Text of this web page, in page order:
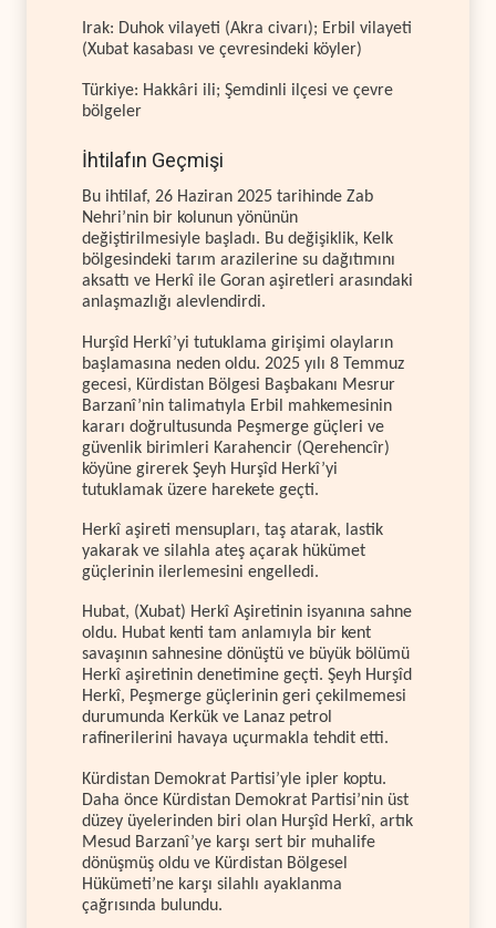
Irak: Duhok vilayeti (Akra civarı); Erbil vilayeti
(Xubat kasabası ve çevresindeki köyler)
Türkiye: Hakkâri ili; Şemdinli ilçesi ve çevre
bölgeler
İhtilafın Geçmişi
Bu ihtilaf, 26 Haziran 2025 tarihinde Zab
Nehri’nin bir kolunun yönünün
değiştirilmesiyle başladı. Bu değişiklik, Kelk
bölgesindeki tarım arazilerine su dağıtımını
aksattı ve Herkî ile Goran aşiretleri arasındaki
anlaşmazlığı alevlendirdi.
Hurşîd Herkî’yi tutuklama girişimi olayların
başlamasına neden oldu. 2025 yılı 8 Temmuz
gecesi, Kürdistan Bölgesi Başbakanı Mesrur
Barzanî’nin talimatıyla Erbil mahkemesinin
kararı doğrultusunda Peşmerge güçleri ve
güvenlik birimleri Karahencir (Qerehencîr)
köyüne girerek Şeyh Hurşîd Herkî’yi
tutuklamak üzere harekete geçti.
Herkî aşireti mensupları, taş atarak, lastik
yakarak ve silahla ateş açarak hükümet
güçlerinin ilerlemesini engelledi.
Hubat, (Xubat) Herkî Aşiretinin isyanına sahne
oldu. Hubat kenti tam anlamıyla bir kent
savaşının sahnesine dönüştü ve büyük bölümü
Herkî aşiretinin denetimine geçti. Şeyh Hurşîd
Herkî, Peşmerge güçlerinin geri çekilmemesi
durumunda Kerkük ve Lanaz petrol
rafinerilerini havaya uçurmakla tehdit etti.
Kürdistan Demokrat Partisi’yle ipler koptu.
Daha önce Kürdistan Demokrat Partisi’nin üst
düzey üyelerinden biri olan Hurşîd Herkî, artık
Mesud Barzanî’ye karşı sert bir muhalife
dönüşmüş oldu ve Kürdistan Bölgesel
Hükümeti’ne karşı silahlı ayaklanma
çağrısında bulundu.